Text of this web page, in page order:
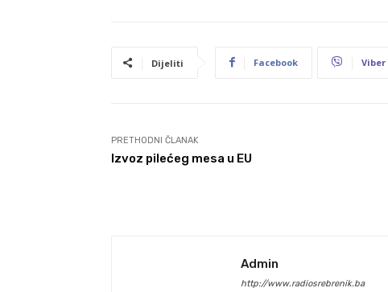
Dijeliti Facebook Viber
PRETHODNI ČLANAK
Izvoz pilećeg mesa u EU
Admin
http://www.radiosrebrenik.ba